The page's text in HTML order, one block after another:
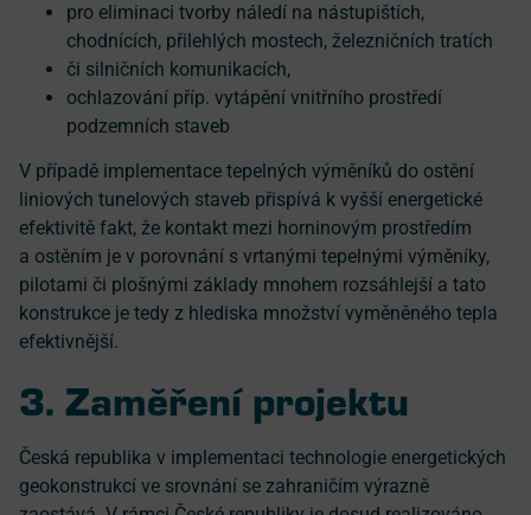
pro eliminaci tvorby náledí na nástupištích,
chodnících, přilehlých mostech, železničních tratích
či silničních komunikacích,
ochlazování příp. vytápění vnitřního prostředí
podzemních staveb
V případě implementace tepelných výměníků do ostění
liniových tunelových staveb přispívá k vyšší energetické
efektivitě fakt, že kontakt mezi horninovým prostředím
a ostěním je v porovnání s vrtanými tepelnými výměníky,
pilotami či plošnými základy mnohem rozsáhlejší a tato
konstrukce je tedy z hlediska množství vyměněného tepla
efektivnější.
3. Zaměření projektu
Česká republika v implementaci technologie energetických
geokonstrukcí ve srovnání se zahraničím výrazně